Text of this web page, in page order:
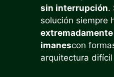
sin interrupción.
solución siempre
imanescon
arquitectura